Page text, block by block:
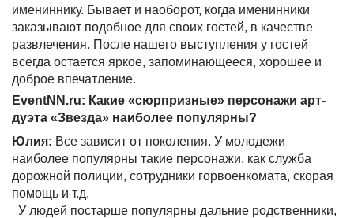
имениннику. Бывает и наоборот, когда именинники
заказывают подобное для своих гостей, в качестве
развлечения. После нашего выступления у гостей
всегда остается яркое, запоминающееся, хорошее и
доброе впечатление.
EventNN.ru: Какие «сюрпризные» персонажи арт-
дуэта «Звезда» наиболее популярны?
Юлия: Все зависит от поколения. У молодежи
наиболее популярны такие персонажи, как служба
дорожной полиции, сотрудники горвоенкомата, скорая
помощь и т.д.
У людей постарше популярны дальние родственники,